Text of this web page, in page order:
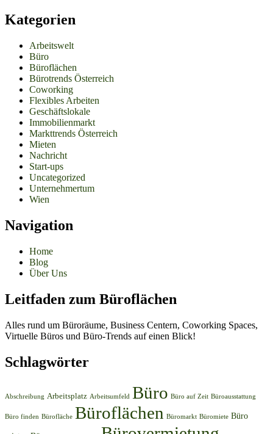
Kategorien
Arbeitswelt
Büro
Büroflächen
Bürotrends Österreich
Coworking
Flexibles Arbeiten
Geschäftslokale
Immobilienmarkt
Markttrends Österreich
Mieten
Nachricht
Start-ups
Uncategorized
Unternehmertum
Wien
Navigation
Home
Blog
Über Uns
Leitfaden zum Büroflächen
Alles rund um Büroräume, Business Centern, Coworking Spaces,
Virtuelle Büros und Büro-Trends auf einen Blick!
Schlagwörter
Abschreibung Arbeitsplatz Arbeitsumfeld Büro Büro auf Zeit Büroausstattung
Büro finden Bürofläche Büroflächen Büromarkt Büromiete Büro